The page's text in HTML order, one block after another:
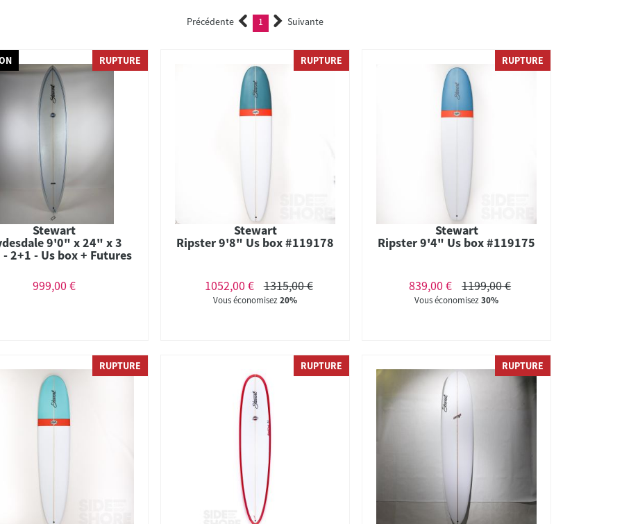
Précédente 1 (current)Suivante
RUPTURE
Stewart
9'0" x 24" x 3
2+1 - Us box + Futures
999,00 €
RUPTURE
Stewart
Ripster 9'8" Us box #119178
1052,00 € 1315,00 €
Vous économisez20%
RUPTURE
Stewart
Ripster 9'4" Us box #119175
839,00 € 1199,00 €
Vous économisez30%
RUPTURE RUPTURE RUPTURE